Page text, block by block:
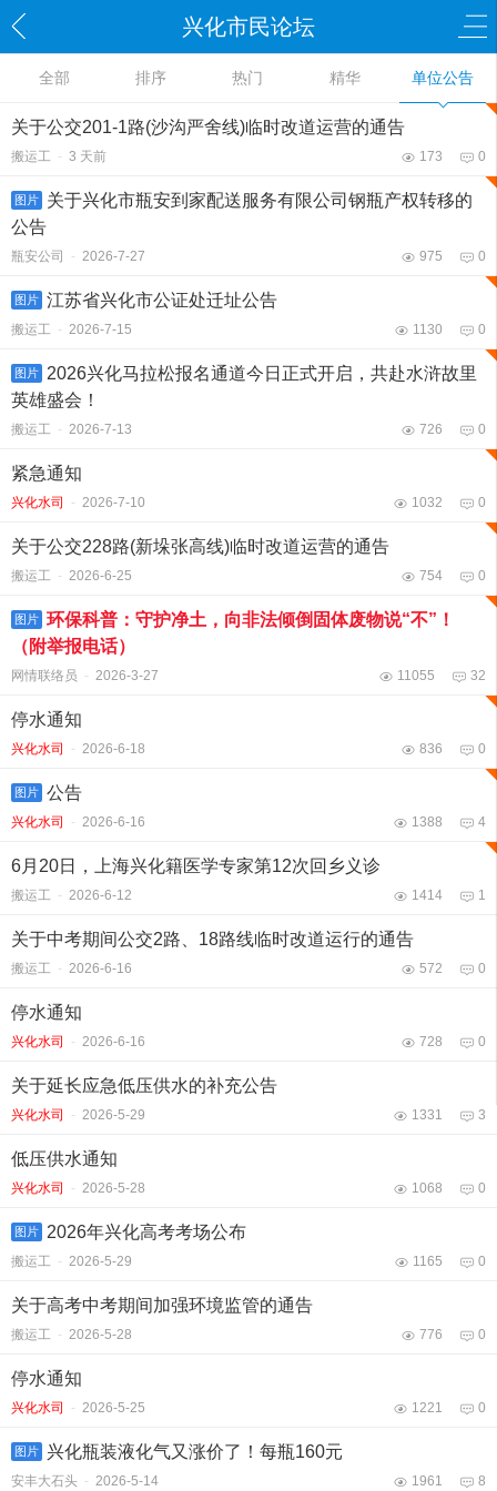
兴化市民论坛
全部 排序 热门 精华 单位公告
关于公交201-1路(沙沟严舍线)临时改道运营的通告
搬运工 - 3 天前 0
173
图片
关于兴化市瓶安到家配送服务有限公司钢瓶产权转移的
公告
瓶安公司 - 2026-7-27 0
975
图片 江苏省兴化市公证处迁址公告
搬运工 - 2026-7-15 0
1130
图片
2026兴化马拉松报名通道今日正式开启，共赴水浒故里
英雄盛会！
搬运工 - 2026-7-13 0
726
紧急通知
兴化水司 - 2026-7-10 0
1032
关于公交228路(新垛张高线)临时改道运营的通告
搬运工 - 2026-6-25 0
754
图片 环保科普：守护净土，向非法倾倒固体废物说“不”！
（附举报电话）
网情联络员 - 2026-3-27 32
11055
停水通知
兴化水司 - 2026-6-18 0
836
图片 公告
兴化水司 - 2026-6-16 4
1388
6月20日，上海兴化籍医学专家第12次回乡义诊
搬运工 - 2026-6-12 1
1414
关于中考期间公交2路、18路线临时改道运行的通告
搬运工 - 2026-6-16 0
572
停水通知
兴化水司 - 2026-6-16 0
728
关于延长应急低压供水的补充公告
兴化水司 - 2026-5-29 3
1331
低压供水通知
兴化水司 - 2026-5-28 0
1068
图片 2026年兴化高考考场公布
搬运工 - 2026-5-29 0
1165
关于高考中考期间加强环境监管的通告
搬运工 - 2026-5-28 0
776
停水通知
兴化水司 - 2026-5-25 0
1221
图片 兴化瓶装液化气又涨价了！每瓶160元
安丰大石头 - 2026-5-14 8
1961